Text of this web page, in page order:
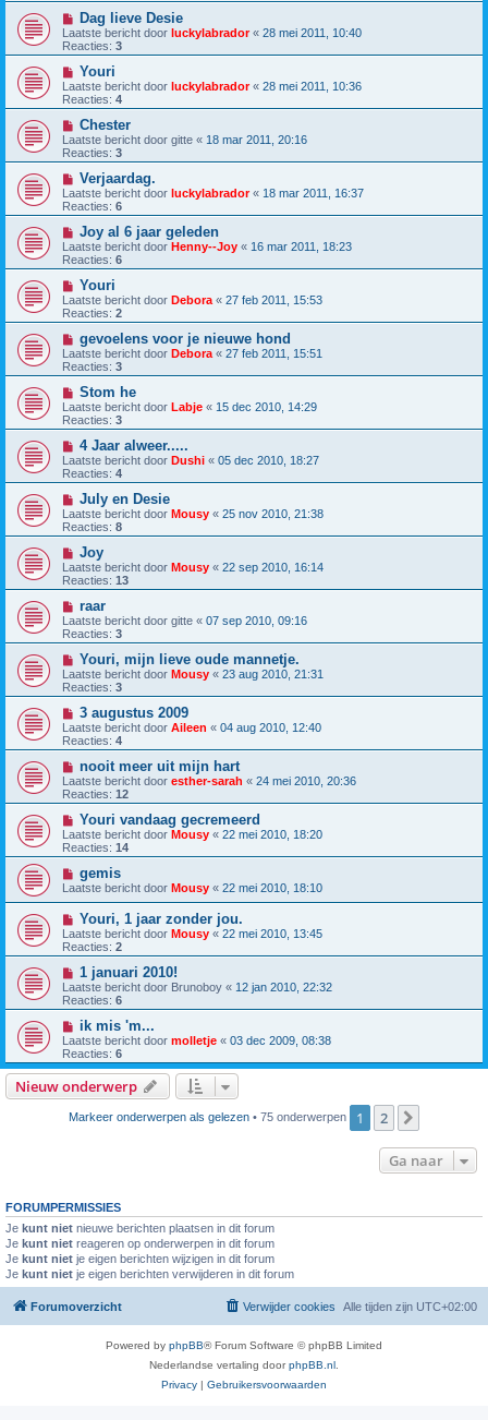
Dag lieve Desie
Laatste bericht door luckylabrador« 28 mei 2011, 10:40
Reacties: 3
Youri
Laatste bericht door luckylabrador« 28 mei 2011, 10:36
Reacties: 4
Chester
Laatste bericht door gitte « 18 mar 2011, 20:16
Reacties: 3
Verjaardag.
Laatste bericht door luckylabrador« 18 mar 2011, 16:37
Reacties: 6
Joy al 6 jaar geleden
Laatste bericht door Henny--Joy « 16 mar 2011, 18:23
Reacties: 6
Youri
Laatste bericht door Debora « 27 feb 2011, 15:53
Reacties: 2
gevoelens voor je nieuwe hond
Laatste bericht door Debora « 27 feb 2011, 15:51
Reacties: 3
Stom he
Laatste bericht door Labje « 15 dec 2010, 14:29
Reacties: 3
4 Jaar alweer.....
Laatste bericht door Dushi « 05 dec 2010, 18:27
Reacties: 4
July en Desie
Laatste bericht door Mousy « 25 nov 2010, 21:38
Reacties: 8
Joy
Laatste bericht door Mousy « 22 sep 2010, 16:14
Reacties: 13
raar
Laatste bericht door gitte « 07 sep 2010, 09:16
Reacties: 3
Youri, mijn lieve oude mannetje.
Laatste bericht door Mousy « 23 aug 2010, 21:31
Reacties: 3
3 augustus 2009
Laatste bericht door Aileen « 04 aug 2010, 12:40
Reacties: 4
nooit meer uit mijn hart
Laatste bericht door esther-sarah « 24 mei 2010, 20:36
Reacties: 12
Youri vandaag gecremeerd
Laatste bericht door Mousy « 22 mei 2010, 18:20
Reacties: 14
gemis
Laatste bericht door Mousy « 22 mei 2010, 18:10
Youri, 1 jaar zonder jou.
Laatste bericht door Mousy « 22 mei 2010, 13:45
Reacties: 2
1 januari 2010!
Laatste bericht door Brunoboy « 12 jan 2010, 22:32
Reacties: 6
ik mis 'm...
Laatste bericht door molletje « 03 dec 2009, 08:38
Reacties: 6
Nieuw onderwerp
Markeer onderwerpen als gelezen • 75 onderwerpen 1 2
Ga naar
FORUMPERMISSIES
Je kunt niet nieuwe berichten plaatsen in dit forum
Je kunt niet reageren op onderwerpen in dit forum
Je kunt niet je eigen berichten wijzigen in dit forum
Je kunt niet je eigen berichten verwijderen in dit forum
Forumoverzicht Alle tijden zijn UTC+02:00
Verwijder cookies
Powered by phpBB® Forum Software © phpBB Limited
Nederlandse vertaling doorphpBB.nl.
Privacy | Gebruikersvoorwaarden